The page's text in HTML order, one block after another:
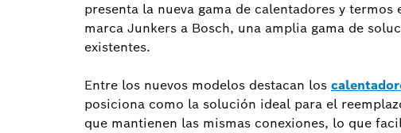
presenta la nueva gama de calentadores y
marca Junkers a Bosch, una amplia gama de
existentes.
Entre los nuevos modelos destacan los
posiciona como la solución ideal para el
que mantienen las mismas conexiones, lo que